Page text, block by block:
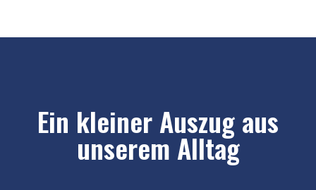
Ein kleiner Auszug aus
unserem Alltag